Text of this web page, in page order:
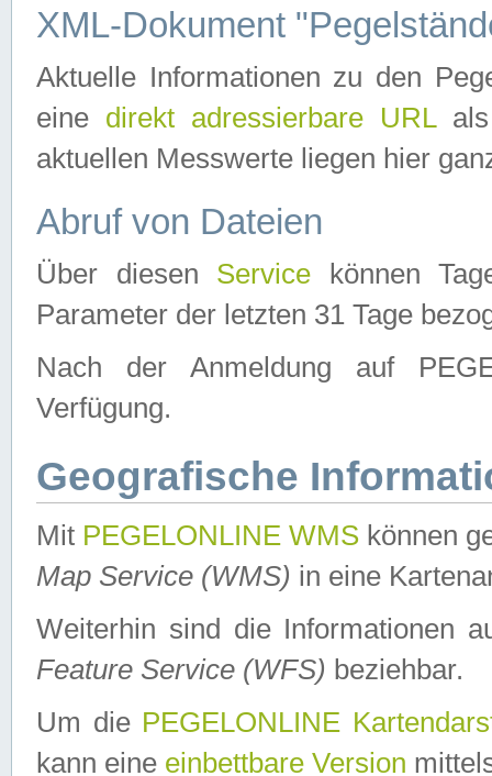
XML-Dokument
Aktuelle Informationen zu den
eine direkt adressierbare URLals
aktuellen Messwerte liegen hier
Abruf von Dateien
Über diesen Service können
Parameter der letzten 31 Tage
Nach der Anmeldung auf
Verfügung.
Geografische
Mit PEGELONLINE WMS können
Map Service (WMS) in eine
Weiterhin sind die Informationen
Feature Service (WFS) beziehbar.
Um die PEGELONLINE
kann eine einbettbare Version